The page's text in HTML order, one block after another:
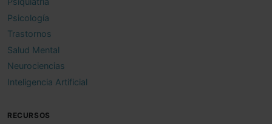
Psicología
Trastornos
Salud Mental
Neurociencias
Inteligencia Artificial
RECURSOS